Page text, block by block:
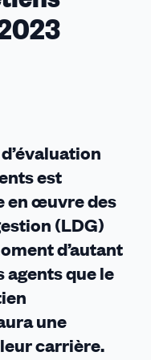
est
en œuvre des
(LDG)
d’autant
que le
une
carrière.